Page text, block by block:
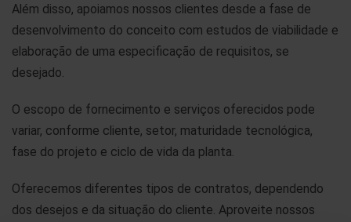
Além disso, apoiamos nossos clientes desde a fase de
desenvolvimento do conceito com estudos de viabilidade e
elaboração de uma especificação de requisitos, se
desejado.
O escopo de fornecimento e serviços oferecidos pode
variar, conforme cliente, setor, maturidade tecnológica,
fase do projeto e ciclo de vida da planta.
Oferecemos diferentes tipos de contratos, dependendo
dos desejos e da situação do cliente. Aproveite nossos